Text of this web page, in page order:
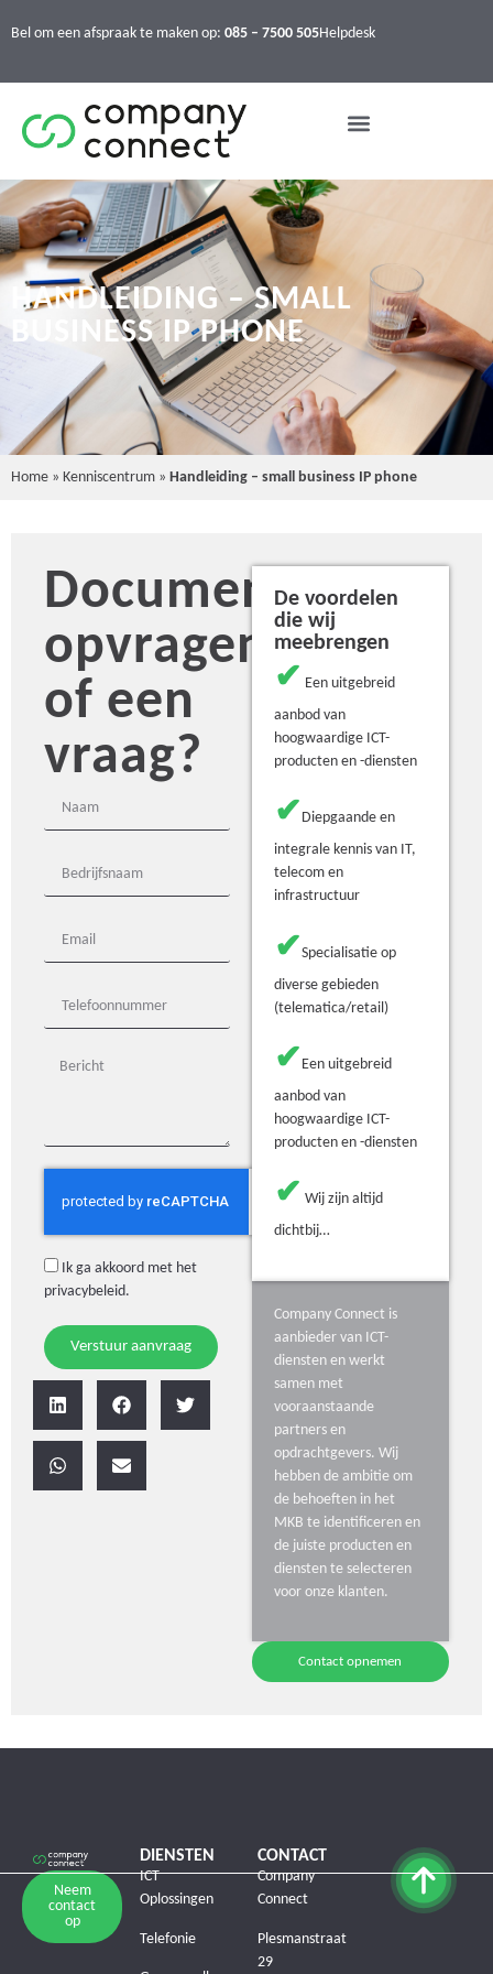
Bel om een afspraak te maken op: 085 – 7500 505Helpdesk
HANDLEIDING – SMALL
BUSINESS IP PHONE
Home » Kenniscentrum » Handleiding – small business IP phone
Document
opvragen
of een
vraag?
Ik ga akkoord met het
privacybeleid.
Verstuur aanvraag
De voordelen
die wij
meebrengen
✔ Een uitgebreid
aanbod van
hoogwaardige ICT-
producten en -diensten
✔ Diepgaande en
integrale kennis van IT,
telecom en
infrastructuur
✔Specialisatie op
diverse gebieden
(telematica/retail)
✔ Een uitgebreid
aanbod van
hoogwaardige ICT-
producten en -diensten
✔ Wij zijn altijd
dichtbij…
Company Connect is
aanbieder van ICT-
diensten en werkt
samen met
vooraanstaande
partners en
opdrachtgevers. Wij
hebben de ambitie om
de behoeften in het
MKB te identificeren en
de juiste producten en
diensten te selecteren
voor onze klanten.
Contact opnemen
Neem
contact
op
DIENSTEN
ICT
Oplossingen
Telefonie
CONTACT
Company
Connect
Plesmanstraat
29